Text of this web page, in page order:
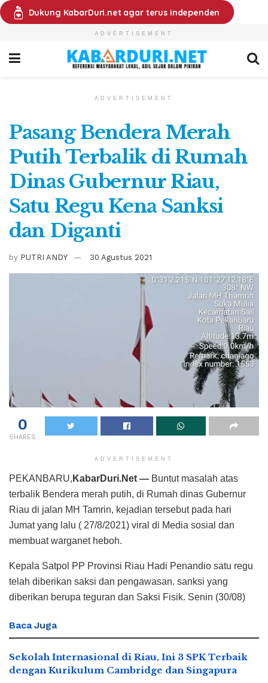
Dukung KabarDuri.net agar terus independen
ADVERTISEMENT
ADVERTISEMENT
Pasang Bendera Merah
Putih Terbalik di Rumah
Dinas Gubernur Riau,
Satu Regu Kena Sanksi
dan Diganti
by PUTRI ANDY 30 Agustus 2021
0
SHARES
ADVERTISEMENT
PEKANBARU, KabarDuri.Net — Buntut masalah atas
terbalik Bendera merah putih, di Rumah dinas Gubernur
Riau di jalan MH Tamrin, kejadian tersebut pada hari
Jumat yang lalu ( 27/8/2021) viral di Media sosial dan
membuat warganet heboh.
Kepala Satpol PP Provinsi Riau Hadi Penandio satu regu
telah diberikan saksi dan pengawasan. sanksi yang
diberikan berupa teguran dan Saksi Fisik. Senin (30/08)
Baca Juga
Sekolah Internasional di Riau, Ini 3 SPK Terbaik
dengan Kurikulum Cambridge dan Singapura